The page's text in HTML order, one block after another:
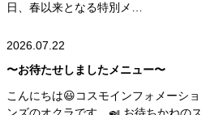
日、春以来となる特別メ…
2026.07.22
〜お待たせしましたメニュー〜
こんにちは😃コスモインフォメーショ